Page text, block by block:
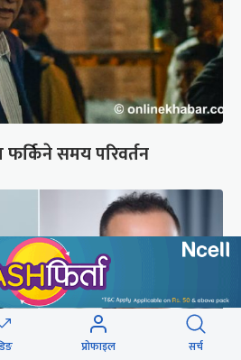
समय परिवर्तन
प्रोफाइल सर्च